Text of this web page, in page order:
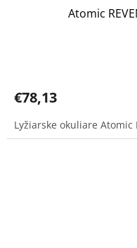
Atomic
€78,13
Lyžiarske okuliare Atomic